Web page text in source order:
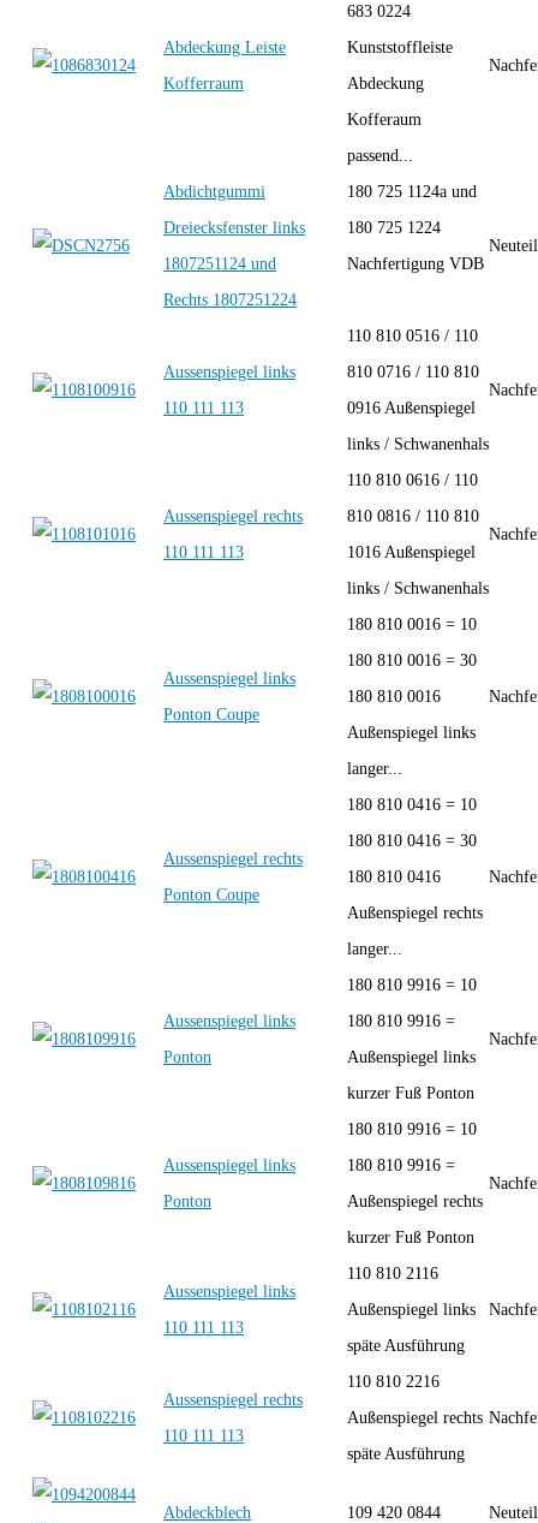
Abdeckung Leiste
Kofferraum
683 0224
Kunststoffleiste
Abdeckung
Kofferaum
passend...
Abdichtgummi
Dreiecksfenster links
1807251124 und
Rechts 1807251224
180 725 1124a und
180 725 1224
Nachfertigung VDB
Aussenspiegel links
110 111 113
110 810 0516 / 110
810 0716 / 110 810
0916 Außenspiegel
links / Schwanenhals
Aussenspiegel rechts
110 111 113
110 810 0616 / 110
810 0816 / 110 810
1016 Außenspiegel
links / Schwanenhals
Aussenspiegel links
Ponton Coupe
180 810 0016 = 10
180 810 0016 = 30
180 810 0016
Außenspiegel links
langer...
Aussenspiegel rechts
Ponton Coupe
180 810 0416 = 10
180 810 0416 = 30
180 810 0416
Außenspiegel rechts
langer...
Aussenspiegel links
Ponton
180 810 9916 = 10
180 810 9916 =
Außenspiegel links
kurzer Fuß Ponton
Aussenspiegel links
Ponton
180 810 9916 = 10
180 810 9916 =
Außenspiegel rechts
kurzer Fuß Ponton
Aussenspiegel links
110 111 113
110 810 2116
Außenspiegel links
späte Ausführung
Aussenspiegel rechts
110 111 113
110 810 2216
Außenspiegel rechts
späte Ausführung
Abdeckblech 109 420 0844